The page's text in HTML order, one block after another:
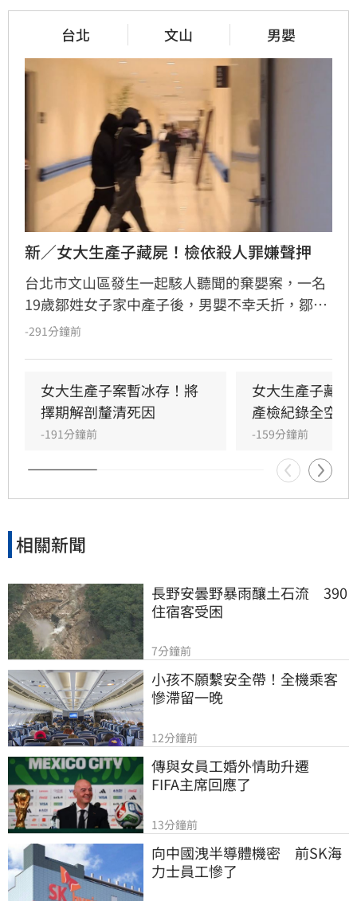
台北 文山 男嬰
新／女大生產子藏屍！檢依殺人罪嫌聲押
台北市文山區發生一起駭人聽聞的棄嬰案，一名
19歲鄒姓女子家中產子後，男嬰不幸夭折，鄒女
竟未報案，反而將屍體包裹藏匿於房內。直至數
步尚無法確認男嬰死因，後續將擇期解剖釐清。
檢察官複訊後，認定鄒女涉犯殺人罪嫌重大，且
有湮滅證據之虞，已向台北地方法院聲請羈押，
-291分鐘前
女大生產子案暫冰存！將
擇期解剖釐清死因
-191分鐘前
女大生產子藏
產檢紀錄全空白
-159分鐘前
相關新聞
長野安曇野暴雨釀土石流　390
住宿客受困
7分鐘前
小孩不願繫安全帶！全機乘客
慘滯留一晚
12分鐘前
傳與女員工婚外情助升遷
FIFA主席回應了
13分鐘前
向中國洩半導體機密　前SK海
力士員工慘了